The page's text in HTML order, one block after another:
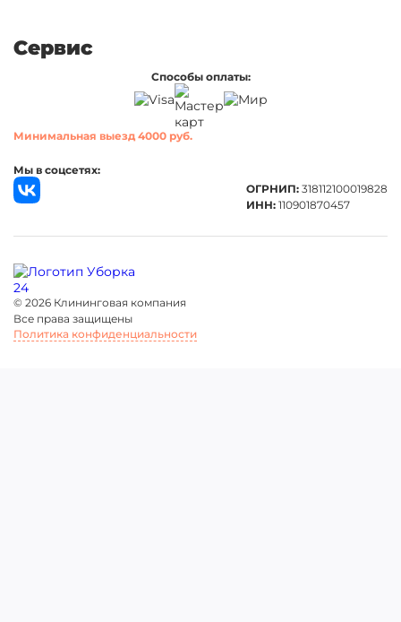
Сервис
Способы оплаты:
Минимальная выезд 4000 руб.
Мы в соцсетях:
ОГРНИП: 318112100019828
ИНН: 110901870457
© 2026 Клининговая компания
Все права защищены
Политика конфиденциальности